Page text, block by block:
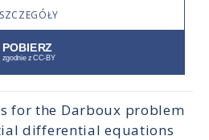
SZCZEGÓŁY
for the Darboux problem
differential equations